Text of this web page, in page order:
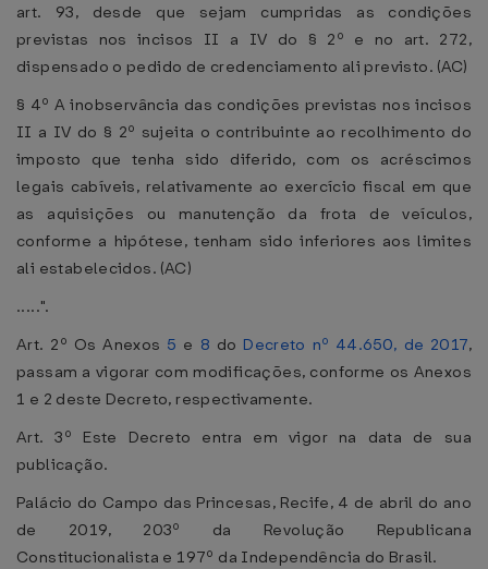
art. 93, desde que sejam cumpridas as condições
previstas nos incisos II a IV do § 2º e no art. 272,
dispensado o pedido de credenciamento ali previsto. (AC)
§ 4º A inobservância das condições previstas nos incisos
II a IV do § 2º sujeita o contribuinte ao recolhimento do
imposto que tenha sido diferido, com os acréscimos
legais cabíveis, relativamente ao exercício fiscal em que
as aquisições ou manutenção da frota de veículos,
conforme a hipótese, tenham sido inferiores aos limites
ali estabelecidos. (AC)
.....".
Art. 2º Os Anexos 5 e 8 do Decreto nº 44.650, de 2017,
passam a vigorar com modificações, conforme os Anexos
1 e 2 deste Decreto, respectivamente.
Art. 3º Este Decreto entra em vigor na data de sua
publicação.
Palácio do Campo das Princesas, Recife, 4 de abril do ano
de 2019, 203º da Revolução Republicana
Constitucionalista e 197º da Independência do Brasil.